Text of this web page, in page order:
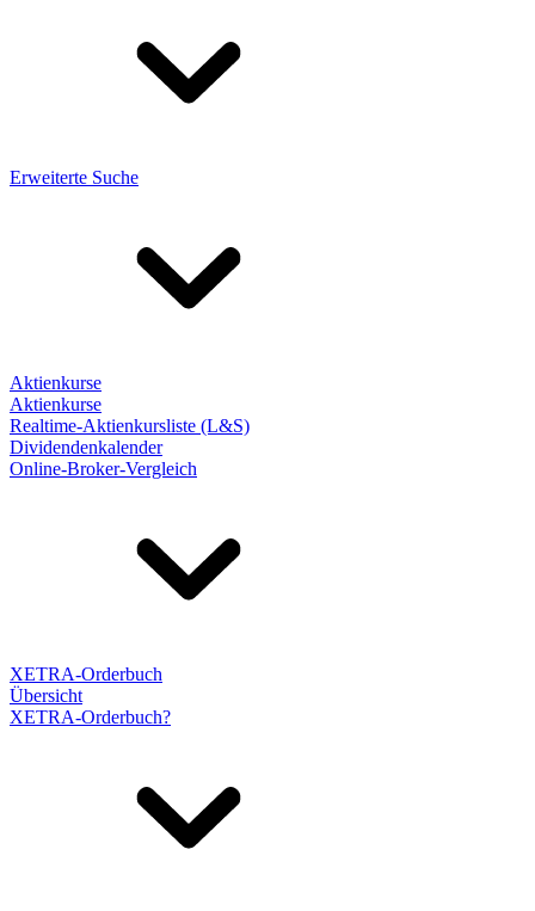
Erweiterte Suche
Aktienkurse
Aktienkurse
Realtime-Aktienkursliste (L&S)
Dividendenkalender
Online-Broker-Vergleich
XETRA-Orderbuch
Übersicht
XETRA-Orderbuch?